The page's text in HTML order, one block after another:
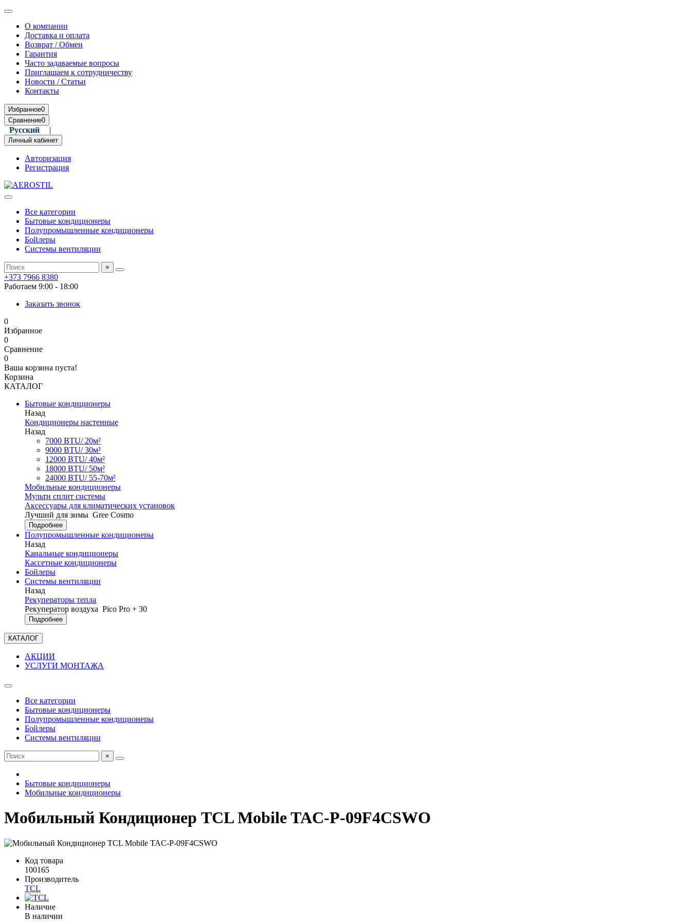
О компании
Доставка и оплата
Возврат / Обмен
Гарантия
Часто задаваемые вопросы
Приглашаем к сотрудничеству
Новости / Статьи
Контакты
Избранное0
Сравнение0
Русский |
Личный кабинет
Авторизация
Регистрация
Все категории
Бытовые кондиционеры
Полупромышленные кондиционеры
Бойлеры
Системы вентиляции
×
+373 7966 8380
Работаем 9:00 - 18:00
Заказать звонок
0
Избранное
0
Сравнение
0
Ваша корзина пуста!
Корзина
КАТАЛОГ
Бытовые кондиционеры
Назад
Кондиционеры настенные
Назад
7000 BTU/ 20м²
9000 BTU/ 30м²
12000 BTU/ 40м²
18000 BTU/ 50м²
24000 BTU/ 55-70м²
Мобильные кондиционеры
Мульти сплит системы
Аксессуары для климатических установок
Лучший для зимы Gree Cosmo
Подробнее
Полупромышленные кондиционеры
Назад
Канальные кондиционеры
Кассетные кондиционеры
Бойлеры
Системы вентиляции
Назад
Рекуператоры тепла
Рекуператор воздуха Pico Pro + 30
Подробнее
КАТАЛОГ
АКЦИИ
УСЛУГИ МОНТАЖА
Все категории
Бытовые кондиционеры
Полупромышленные кондиционеры
Бойлеры
Системы вентиляции
×
Бытовые кондиционеры
Мобильные кондиционеры
Мобильный Кондиционер TCL Mobile TAC-P-09F4CSWO
Код товара
100165
Производитель
TCL
Наличие
В наличии